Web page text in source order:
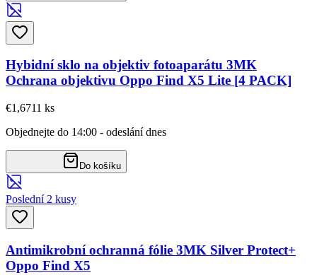
Hybidní sklo na objektiv fotoaparátu 3MK
Ochrana objektivu Oppo Find X5 Lite [4 PACK]
€1,6711 ks
Objednejte do 14:00 - odeslání dnes
Do košíku
Poslední 2 kusy
Antimikrobní ochranná fólie 3MK Silver Protect+
Oppo Find X5